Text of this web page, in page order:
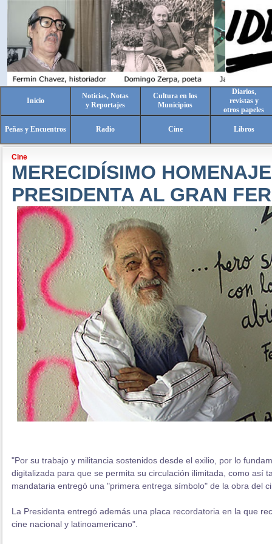
Inicio
Noticias, Notas
y Reportajes
Cultura en los
Municipios
Diarios,
revistas y
otros papeles
Peñas y Encuentros Radio Cine Libros
Cine
MERECIDÍSIMO
PRESIDENTA AL GRAN
"Por su trabajo y militancia sostenidos desde el exilio, por lo
digitalizada para que se permita su circulación ilimitada, como así
mandataria entregó una "primera entrega símbolo" de la obra del
La Presidenta entregó además una placa recordatoria en la que
cine nacional y latinoamericano".